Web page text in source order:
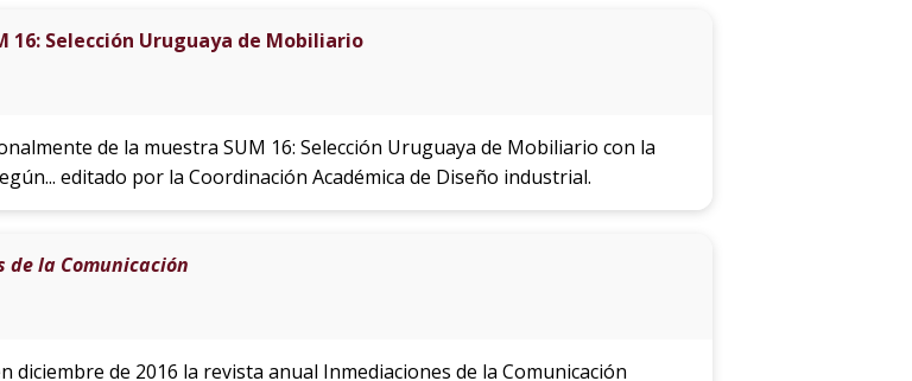
16: Selección Uruguaya de Mobiliario
de la muestra SUM 16: Selección Uruguaya de Mobiliario con la
editado por la Coordinación Académica de Diseño industrial.
de la Comunicación
diciembre de 2016 la revista anual Inmediaciones de la Comunicación